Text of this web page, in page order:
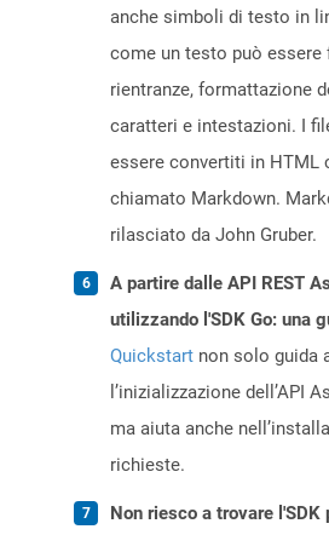
anche simboli di testo in
come un testo può
rientranze, formattazione
caratteri e intestazioni. I
essere convertiti in HTML
chiamato Markdown.
rilasciato da John Gruber.
A partire dalle API REST
utilizzando l'SDK Go: una
Quickstart non solo guida
l’inizializzazione dell’API
ma aiuta anche
richieste.
Non riesco a trovare